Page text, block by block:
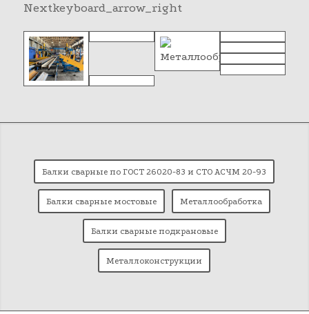
Nextkeyboard_arrow_right
Балки сварные по ГОСТ 26020-83 и СТО АСЧМ 20-93
Балки сварные мостовые Металлообработка
Балки сварные подкрановые
Металлоконструкции